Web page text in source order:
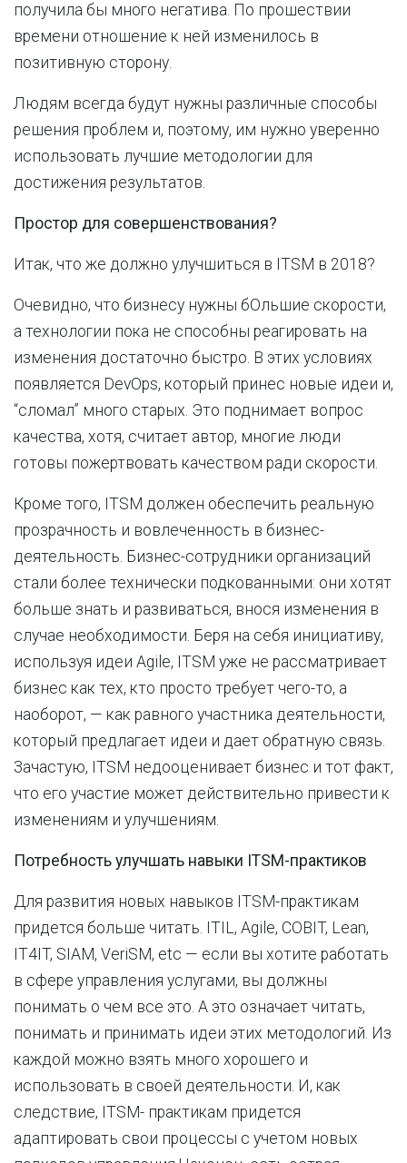
получила бы много негатива. По прошествии
времени отношение к ней изменилось в
позитивную сторону.
Людям всегда будут нужны различные способы
решения проблем и, поэтому, им нужно уверенно
использовать лучшие методологии для
достижения результатов.
Простор для совершенствования?
Итак, что же должно улучшиться в ITSM в 2018?
Очевидно, что бизнесу нужны бОльшие скорости,
а технологии пока не способны реагировать на
изменения достаточно быстро. В этих условиях
появляется DevOps, который принес новые идеи и,
“сломал” много старых. Это поднимает вопрос
качества, хотя, считает автор, многие люди
готовы пожертвовать качеством ради скорости.
Кроме того, ITSM должен обеспечить реальную
прозрачность и вовлеченность в бизнес-
деятельность. Бизнес-сотрудники организаций
стали более технически подкованными: они хотят
больше знать и развиваться, внося изменения в
случае необходимости. Беря на себя инициативу,
используя идеи Agile, ITSM уже не рассматривает
бизнес как тех, кто просто требует чего-то, а
наоборот, — как равного участника деятельности,
который предлагает идеи и дает обратную связь.
Зачастую, ITSM недооценивает бизнес и тот факт,
что его участие может действительно привести к
изменениям и улучшениям.
Потребность улучшать навыки ITSM-практиков
Для развития новых навыков ITSM-практикам
придется больше читать. ITIL, Agile, COBIT, Lean,
IT4IT, SIAM, VeriSM, etc — если вы хотите работать
в сфере управления услугами, вы должны
понимать о чем все это. А это означает читать,
понимать и принимать идеи этих методологий. Из
каждой можно взять много хорошего и
использовать в своей деятельности. И, как
следствие, ITSM- практикам придется
адаптировать свои процессы с учетом новых